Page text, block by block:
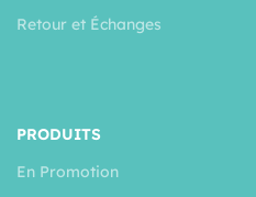
Retour et Échanges
PRODUITS
En Promotion